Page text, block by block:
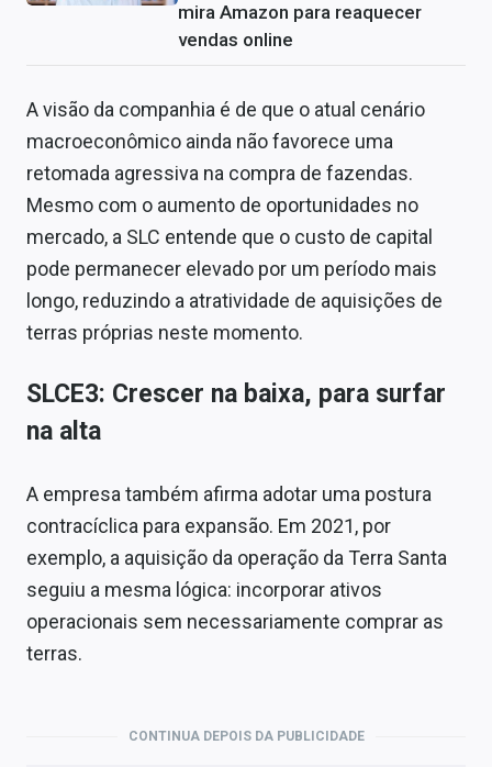
mira Amazon para reaquecer
vendas online
A visão da companhia é de que o atual cenário
macroeconômico ainda não favorece uma
retomada agressiva na compra de fazendas.
Mesmo com o aumento de oportunidades no
mercado, a SLC entende que o custo de capital
pode permanecer elevado por um período mais
longo, reduzindo a atratividade de aquisições de
terras próprias neste momento.
SLCE3: Crescer na baixa, para surfar
na alta
A empresa também afirma adotar uma postura
contracíclica para expansão. Em 2021, por
exemplo, a aquisição da operação da Terra Santa
seguiu a mesma lógica: incorporar ativos
operacionais sem necessariamente comprar as
terras.
CONTINUA DEPOIS DA PUBLICIDADE